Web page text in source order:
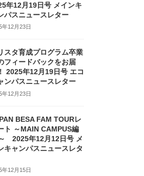
年12月19日号 メインキ
パスニュースレター
年12月23日
スタ育成プログラム卒業
フィードバックをお届
2025年12月19日号 エコ
ンパスニュースレター
年12月23日
BESA FAM TOURレ
ト ～MAIN CAMPUS編
～ 2025年12月12日号 メ
キャンパスニュースレタ
年12月15日